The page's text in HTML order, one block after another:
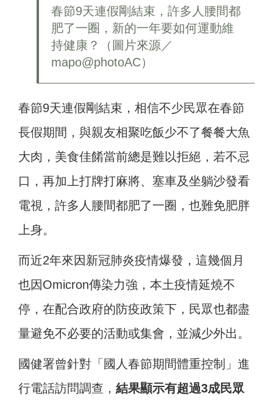
春節9天連假剛結束，許多人腰間都
肥了一圈，新的一年要如何運動維
持健康？（圖片來源／
mapo@photoAC）
春節9天連假剛結束，相信不少民眾在春節
長假期間，與親友相聚吃飯少不了餐餐大魚
大肉，美食佳餚當前總是難以拒絕，若不忌
口，再加上打牌打麻將、塞車及坐躺沙發看
電視，許多人腰間都肥了一圈，也難免肥胖
上身。
而近2年來因新冠肺炎疫情爆發，這幾個月
也因Omicron傳染力強，本土疫情延燒不
停，在配合政府的防疫政策下，民眾也都盡
量避免不必要的活動或集會，並減少外出。
國健署曾針對「國人春節期間體重控制」進
行電話訪問調查， 結果顯示有超過3成民眾